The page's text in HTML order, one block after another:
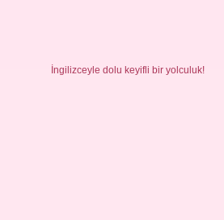
İngilizceyle dolu keyifli bir yolculuk!